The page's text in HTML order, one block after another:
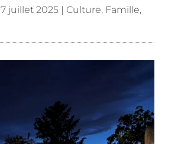
7 juillet 2025| Culture, Famille,